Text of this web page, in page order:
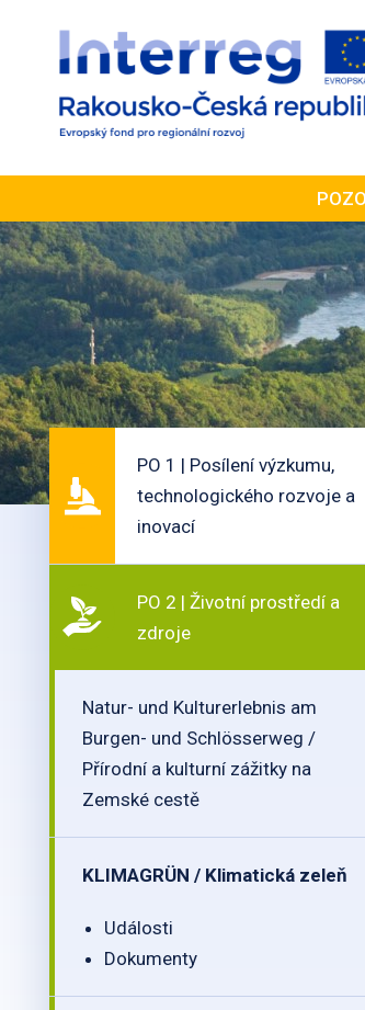
PO 1 | Posílení výzkumu,
technologického rozvoje a
inovací
PO 2 | Životní prostředí a
zdroje
Natur- und Kulturerlebnis am
Burgen- und Schlösserweg /
Přírodní a kulturní zážitky na
Zemské cestě
KLIMAGRÜN / Klimatická zeleň
Události
Dokumenty